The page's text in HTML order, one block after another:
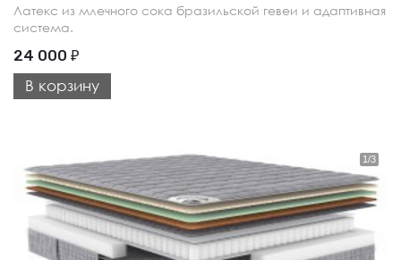
Латекс из млечного сока бразильской гевеи и адаптивная
система.
24 000 ₽
В корзину